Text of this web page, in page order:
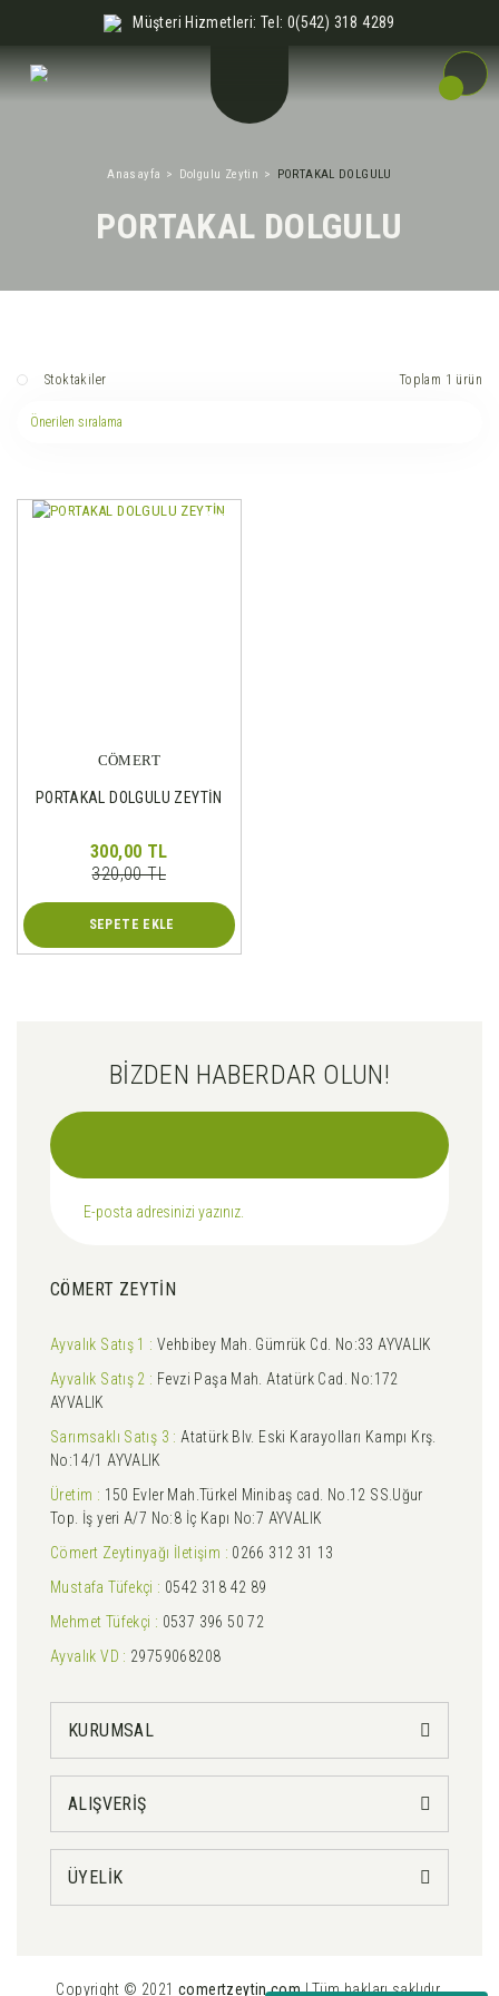
Müşteri Hizmetleri: Tel: 0(542) 318 4289
Anasayfa Dolgulu Zeytin PORTAKAL DOLGULU
PORTAKAL DOLGULU
Stoktakiler Toplam 1 ürün
%6 Yeni
CÖMERT
PORTAKAL DOLGULU ZEYTİN
300,00 TL
320,00 TL
SEPETE EKLE
BİZDEN HABERDAR OLUN!
CÖMERT ZEYTİN
Ayvalık Satış 1 : Vehbibey Mah. Gümrük Cd. No:33 AYVALIK
Ayvalık Satış 2 : Fevzi Paşa Mah. Atatürk Cad. No:172
AYVALIK
Sarımsaklı Satış 3 : Atatürk Blv. Eski Karayolları Kampı Krş.
No:14/1 AYVALIK
Üretim : 150 Evler Mah.Türkel Minibaş cad. No.12 SS.Uğur
Top. İş yeri A/7 No:8 İç Kapı No:7 AYVALIK
Cömert Zeytinyağı İletişim : 0266 312 31 13
Mustafa Tüfekçi : 0542 318 42 89
Mehmet Tüfekçi : 0537 396 50 72
Ayvalık VD : 29759068208
KURUMSAL
ALIŞVERİŞ
ÜYELİK
Copyright © 2021 comertzeytin.com| Tüm hakları saklıdır.